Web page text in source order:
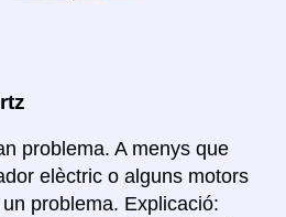
problema. A menys que
elèctric o alguns motors
problema. Explicació: